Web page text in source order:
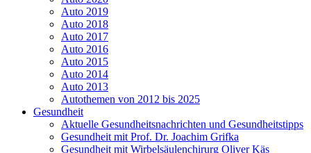
Auto 2019
Auto 2018
Auto 2017
Auto 2016
Auto 2015
Auto 2014
Auto 2013
Autothemen von 2012 bis 2025
Gesundheit
Aktuelle Gesundheitsnachrichten und Gesundheitstipps
Gesundheit mit Prof. Dr. Joachim Grifka
Gesundheit mit Wirbelsäulenchirurg Oliver Käs